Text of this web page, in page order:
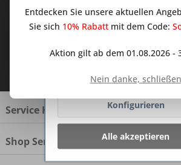
dem Traum Küchen - Shop.
Ich habe die
zur Kenntnis genommen.
Service Hotline
Shop Service
Entdecken Sie unsere aktuellen
Sie sich 10% Rabattmit dem Code:
Aktion gilt ab dem 01.08.2026 -
Nein danke, schließen
Netzwerken vereinfachen
werden nur mit Ihrer
Ablehnen
Konfigurieren
Alle akzeptieren